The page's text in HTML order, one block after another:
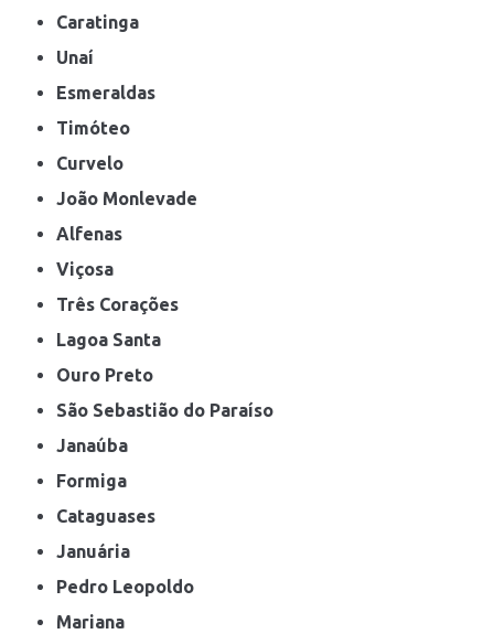
Caratinga
Unaí
Esmeraldas
Timóteo
Curvelo
João Monlevade
Alfenas
Viçosa
Três Corações
Lagoa Santa
Ouro Preto
São Sebastião do Paraíso
Janaúba
Formiga
Cataguases
Januária
Pedro Leopoldo
Mariana